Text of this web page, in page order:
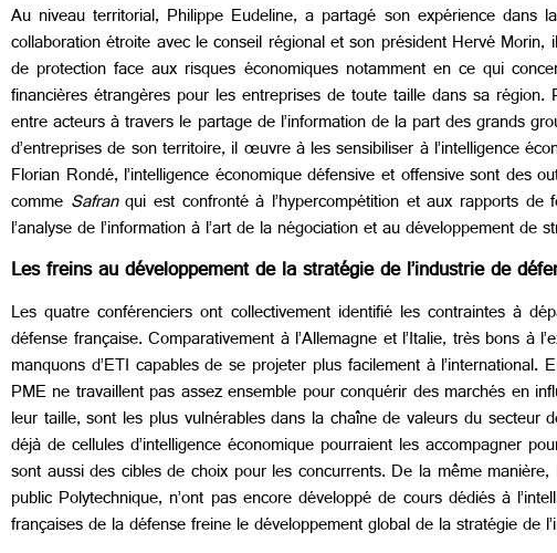
Au niveau territorial, Philippe Eudeline, a partagé son expérience dans
collaboration étroite avec le conseil régional et son président Hervé
de protection face aux risques économiques notamment en ce qui
financières étrangères pour les entreprises de toute taille dans sa
entre acteurs à travers le partage de l’information de la part des grands
d’entreprises de son territoire, il œuvre à les sensibiliser à l’intelligence
Florian Rondé, l’intelligence économique défensive et offensive sont des
comme Safranqui est confronté à l’hypercompétition et aux rapports de
l’analyse de l’information à l’art de la négociation et au développement de
Les freins au développement de la stratégie de l’industrie de
Les quatre conférenciers ont collectivement identifié les contraintes à
défense française. Comparativement à l’Allemagne et l’Italie, très bons à
manquons d’ETI capables de se projeter plus facilement à
PME ne travaillent pas assez ensemble pour conquérir des marchés en
leur taille, sont les plus vulnérables dans la chaîne de valeurs du
déjà de cellules d’intelligence économique pourraient les accompagner
sont aussi des cibles de choix pour les concurrents. De la même
public Polytechnique, n’ont pas encore développé de cours dédiés à
françaises de la défense freine le développement global de la stratégie de